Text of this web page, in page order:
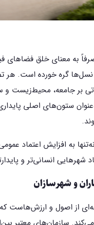
به معنای خلق فضاهای
گره خورده است. هر
بر جامعه، محیط‌زیست و
ستون‌های اصلی
به افزایش اعتماد
شهرهایی انسانی‌تر و
و شهرسازان
از اصول و ارزش‌هاست که